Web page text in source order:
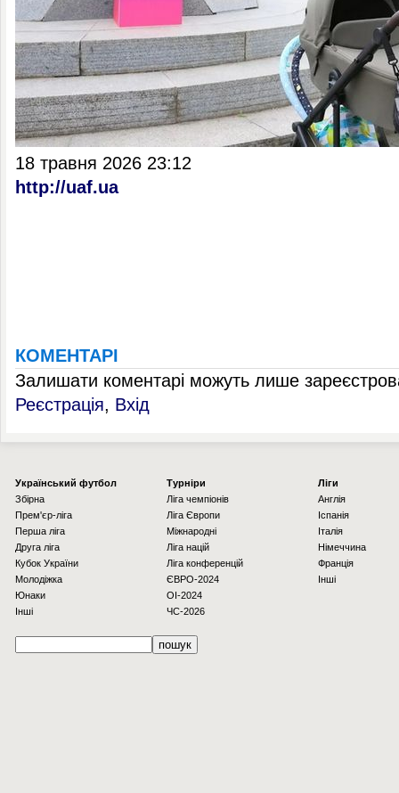
18 травня 2026 23:12
http://uaf.ua
КОМЕНТАРІ
Залишати коментарі можуть лише
Реєстрація, Вхід
Українcький футбол
Збірна
Прем'єр-ліга
Перша ліга
Друга ліга
Кубок України
Молодіжка
Юнаки
Інші
Турніри
Ліга чемпіонів
Ліга Європи
Міжнародні
Ліга націй
Ліга конференцій
ЄВРО-2024
OI-2024
ЧС-2026
Ліги
Англія
Іспанія
Італія
Німеччина
Франція
Інші